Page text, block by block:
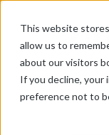
This website
allow us to
about our visitors
If you decline, your
preference not to